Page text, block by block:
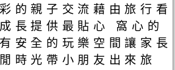
的親子交流藉由旅行看
長提供最貼心 窩心的
安全的玩樂空間讓家長
時光帶小朋友出來旅